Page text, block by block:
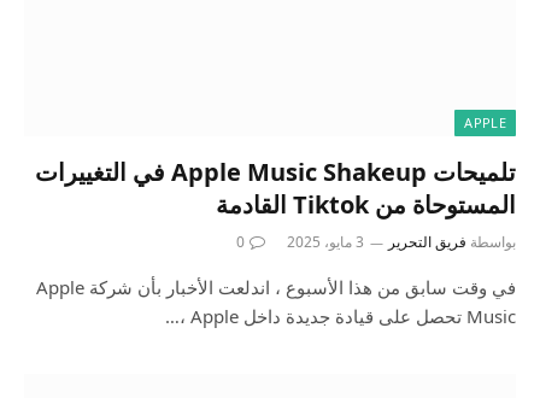
APPLE
تلميحات Apple Music Shakeup في التغييرات
المستوحاة من Tiktok القادمة
بواسطة فريق التحرير 3 مايو، 2025 0
في وقت سابق من هذا الأسبوع ، اندلعت الأخبار بأن شركة Apple
Music تحصل على قيادة جديدة داخل Apple ،…